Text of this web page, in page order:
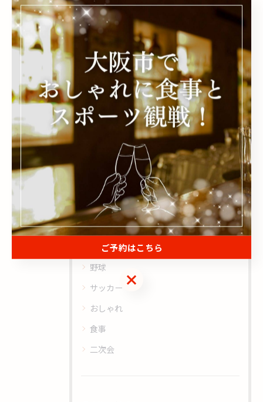
< 前のページ 一覧に戻る 次のページ >
関連タグ
#bar #違い
カテゴリー Categories
全てのカテゴリー
野球
サッカー
おしゃれ
食事
二次会
ご予約はこちら
ご予約はこちら